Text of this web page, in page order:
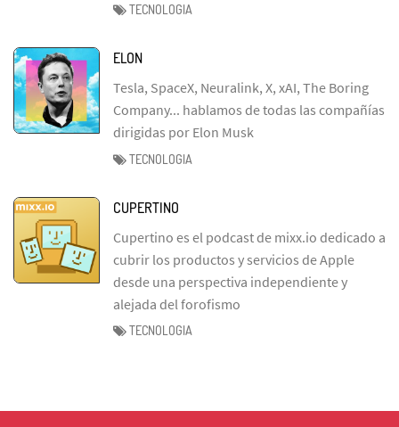
TECNOLOGIA
ELON
Tesla, SpaceX, Neuralink, X, xAI, The Boring
Company... hablamos de todas las compañías
dirigidas por Elon Musk
TECNOLOGIA
CUPERTINO
Cupertino es el podcast de mixx.io dedicado a
cubrir los productos y servicios de Apple
desde una perspectiva independiente y
alejada del forofismo
TECNOLOGIA